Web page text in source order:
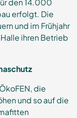
den 14.000
erfolgt. Die
und im Frühjahr
ihren Betrieb
die
und so auf die